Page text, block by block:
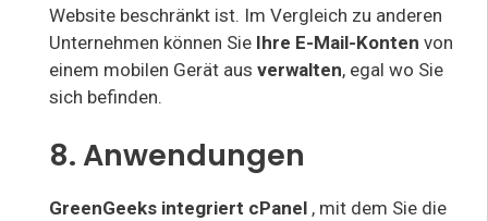
Website beschränkt ist. Im Vergleich zu anderen
Unternehmen können Sie Ihre E-Mail-Konten von
einem mobilen Gerät aus verwalten, egal wo Sie
sich befinden.
8. Anwendungen
GreenGeeks integriert cPanel , mit dem Sie die